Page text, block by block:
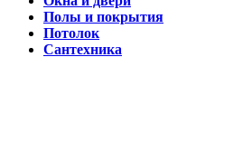
Полы и покрытия
Потолок
Сантехника